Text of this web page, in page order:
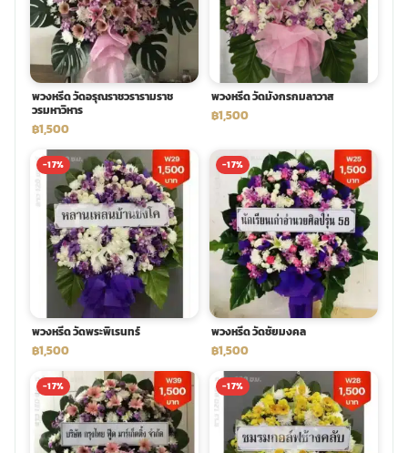
พวงหรีด วัดอรุณราชวรารามราช
วรมหาวิหาร
฿1,500
พวงหรีด วัดมังกรกมลาวาส
฿1,500
-17%
พวงหรีด วัดพระพิเรนทร์
฿1,500
-17%
พวงหรีด วัดชัยมงคล
฿1,500
-17% -17%